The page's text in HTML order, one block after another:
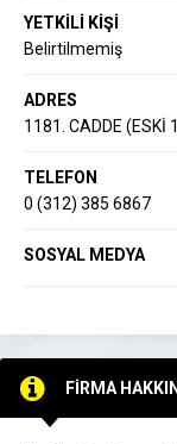
YETKİLİ KİŞİ
Belirtilmemiş
ADRES
1181. CADDE (ESKİ
TELEFON
0 (312) 385 6867
SOSYAL MEDYA
FİRMA